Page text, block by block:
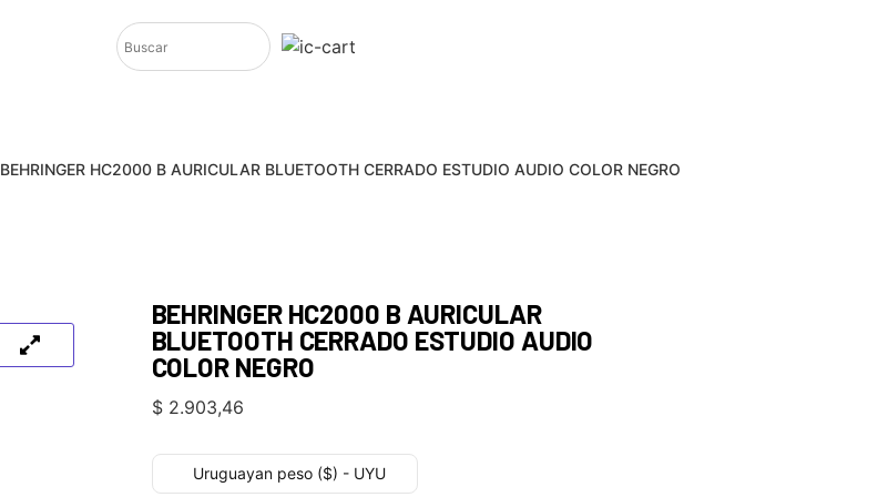
BEHRINGER HC2000 B AURICULAR BLUETOOTH CERRADO ESTUDIO AUDIO COLOR NEGRO
BEHRINGER HC2000 B AURICULAR
BLUETOOTH CERRADO ESTUDIO AUDIO
COLOR NEGRO
$2.903,46
Uruguayan peso ($) - UYU